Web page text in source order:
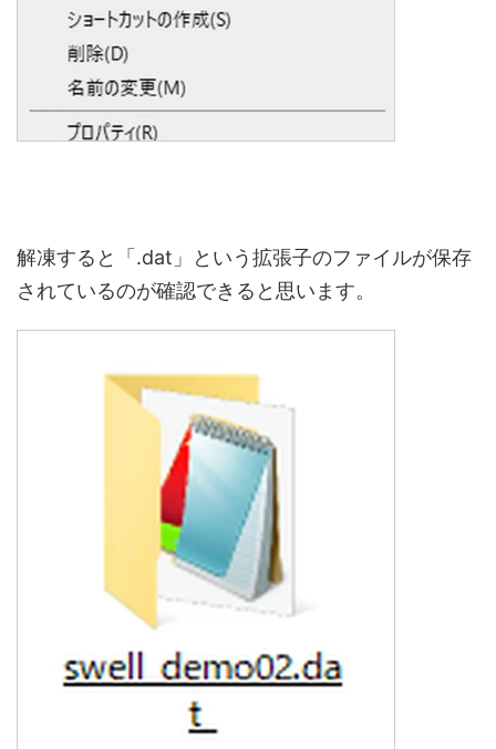
解凍すると「.dat」という拡張子のファイルが保存
されているのが確認できると思います。